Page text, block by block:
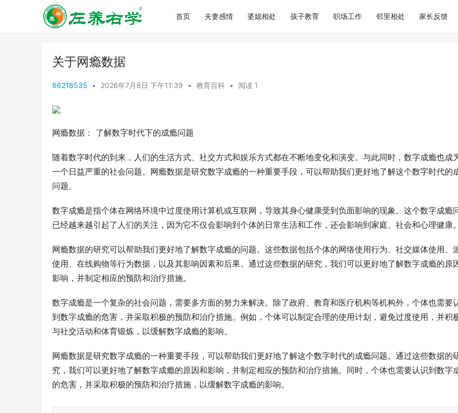
首页 夫妻感情 婆媳相处 孩子教育 职场工作 邻里相处 家长反馈
关于网瘾数据
66218535 • 2026年7月8日 下午11:39 • 教育百科 • 阅读 1
网瘾数据： 了解数字时代下的成瘾问题
随着数字时代的到来，人们的生活方式、社交方式和娱乐方式都在不断地变化和演变。与此同时，数字成瘾也成
一个日益严重的社会问题。网瘾数据是研究数字成瘾的一种重要手段，可以帮助我们更好地了解这个数字时代的
问题。
数字成瘾是指个体在网络环境中过度使用计算机或互联网，导致其身心健康受到负面影响的现象。这个数字成瘾
已经越来越引起了人们的关注，因为它不仅会影响到个体的日常生活和工作，还会影响到家庭、社会和心理健康。
网瘾数据的研究可以帮助我们更好地了解数字成瘾的问题。这些数据包括个体的网络使用行为、社交媒体使用、
使用、在线购物等行为数据，以及其影响因素和后果。通过这些数据的研究，我们可以更好地了解数字成瘾的原
影响，并制定相应的预防和治疗措施。
数字成瘾是一个复杂的社会问题，需要多方面的努力来解决。除了政府、教育和医疗机构等机构外，个体也需要
到数字成瘾的危害，并采取积极的预防和治疗措施。例如，个体可以制定合理的使用计划，避免过度使用，并积
与社交活动和体育锻炼，以缓解数字成瘾的影响。
网瘾数据是研究数字成瘾的一种重要手段，可以帮助我们更好地了解这个数字时代的成瘾问题。通过这些数据的
究，我们可以更好地了解数字成瘾的原因和影响，并制定相应的预防和治疗措施。同时，个体也需要认识到数字
的危害，并采取积极的预防和治疗措施，以缓解数字成瘾的影响。